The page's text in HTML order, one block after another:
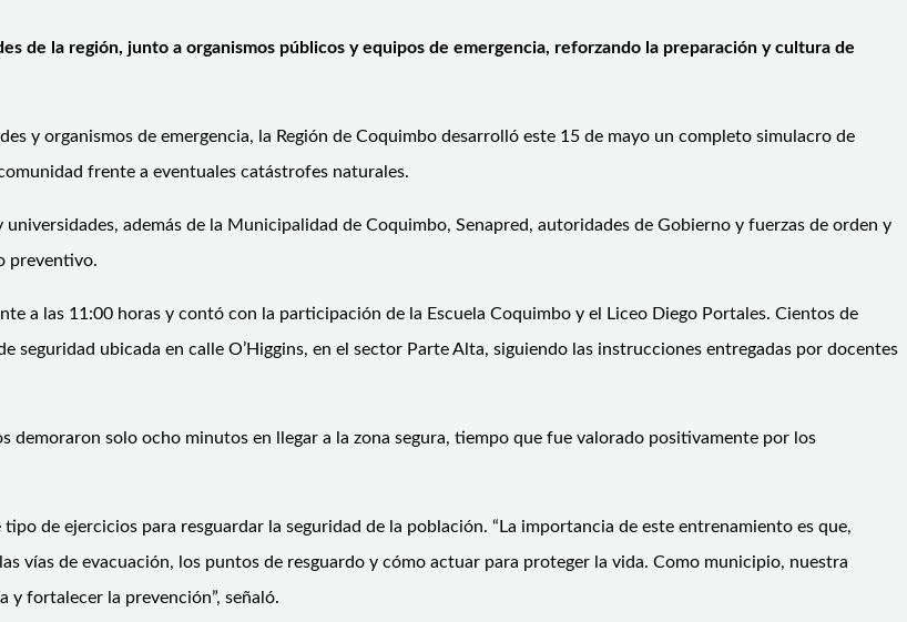
de la región, junto a organismos públicos y equipos de emergencia, reforzando la preparación y cultura de
y organismos de emergencia, la Región de Coquimbo desarrolló este 15 de mayo un completo simulacro de
frente a eventuales catástrofes naturales.
además de la Municipalidad de Coquimbo, Senapred, autoridades de Gobierno y fuerzas de orden y
preventivo.
a las 11:00 horas y contó con la participación de la Escuela Coquimbo y el Liceo Diego Portales. Cientos de
seguridad ubicada en calle O’Higgins, en el sector Parte Alta, siguiendo las instrucciones entregadas por docentes
demoraron solo ocho minutos en llegar a la zona segura, tiempo que fue valorado positivamente por los
de ejercicios para resguardar la seguridad de la población. “La importancia de este entrenamiento es que,
vías de evacuación, los puntos de resguardo y cómo actuar para proteger la vida. Como municipio, nuestra
y fortalecer la prevención”, señaló.